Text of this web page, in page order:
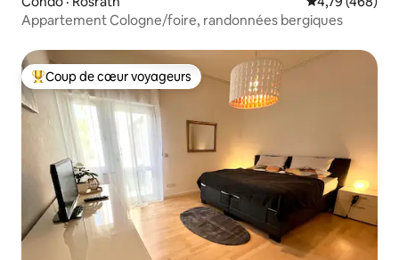
Appartement Cologne/foire, randonnées bergiques
Coup de cœur voyageurs parmi les plus aimés
Coup de cœur voyageurs